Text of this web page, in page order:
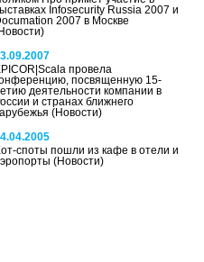
Infosecurity Russia 2007 и
2007 в Москве
провела
посвященную 15-
деятельности компании в
и странах ближнего
(Новости)
споты пошли из кафе в отели и
(Новости)